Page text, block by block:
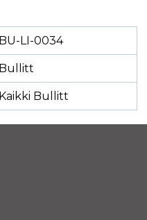
BU-LI-0034
Bullitt
Kaikki Bullitt